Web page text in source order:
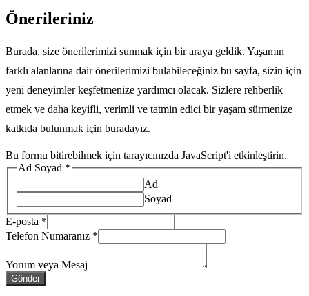
Önerileriniz
Burada, size önerilerimizi sunmak için bir araya geldik. Yaşamın
farklı alanlarına dair önerilerimizi bulabileceğiniz bu sayfa, sizin için
yeni deneyimler keşfetmenize yardımcı olacak. Sizlere rehberlik
etmek ve daha keyifli, verimli ve tatmin edici bir yaşam sürmenize
katkıda bulunmak için buradayız.
Bu formu bitirebilmek için tarayıcınızda JavaScript'i etkinleştirin.
Ad Soyad *
Ad
Soyad
E-posta *
Telefon Numaranız *
Yorum veya Mesaj
Gönder